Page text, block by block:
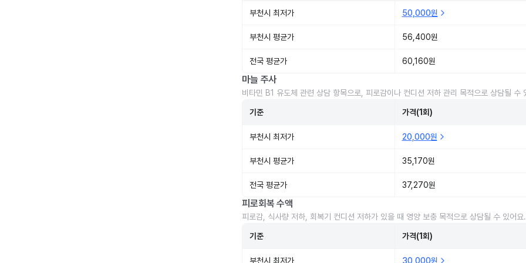
부천시 최저가 50,000원
부천시 평균가 56,400원
전국 평균가 60,160원
마늘 주사
비타민 B1 유도체 관련 상담 항목으로, 피로감이나 컨디션 저하 관리 목적으로 상담될 수
기준 가격(1회)
부천시 최저가 20,000원
부천시 평균가 35,170원
전국 평균가 37,270원
피로회복 수액
피로감, 식사량 저하, 회복기 컨디션 저하가 있을 때 영양 보충 목적으로 상담될 수 있어요.
기준 가격(1회)
부천시 최저가 30,000원